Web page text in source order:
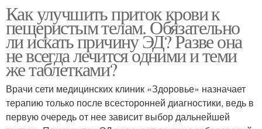
Как улучшить приток крови к
пещеристым телам. Обязательно
ли искать причину ЭД? Разве она
не всегда лечится одними и теми
же таблетками?
Врачи сети медицинских клиник «Здоровье» назначает
терапию только после всесторонней диагностики, ведь в
первую очередь от нее зависит выбор дальнейшей